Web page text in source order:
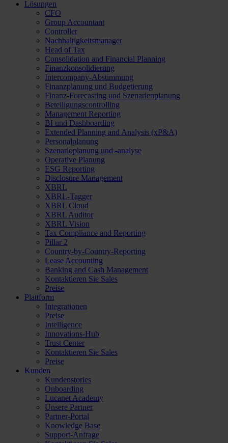
Lösungen
CFO
Group Accountant
Controller
Nachhaltigkeitsmanager
Head of Tax
Consolidation and Financial Planning
Finanzkonsolidierung
Intercompany-Abstimmung
Finanzplanung und Budgetierung
Finanz-Forecasting und Szenarienplanung
Beteiligungscontrolling
Management Reporting
BI und Dashboarding
Extended Planning and Analysis (xP&A)
Personalplanung
Szenarioplanung und -analyse
Operative Planung
ESG Reporting
Disclosure Management
XBRL
XBRL-Tagger
XBRL Cloud
XBRL Auditor
XBRL Vision
Tax Compliance and Reporting
Pillar 2
Country-by-Country-Reporting
Lease Accounting
Banking and Cash Management
Kontaktieren Sie Sales
Preise
Plattform
Integrationen
Preise
Intelligence
Innovations-Hub
Trust Center
Kontaktieren Sie Sales
Preise
Kunden
Kundenstories
Onboarding
Lucanet Academy
Unsere Partner
Partner-Portal
Knowledge Base
Support-Anfrage